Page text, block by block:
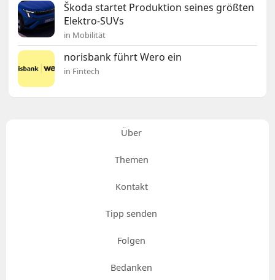
Škoda startet Produktion seines größten
Elektro-SUVs
in Mobilität
norisbank führt Wero ein
in Fintech
Über
Themen
Kontakt
Tipp senden
Folgen
Bedanken